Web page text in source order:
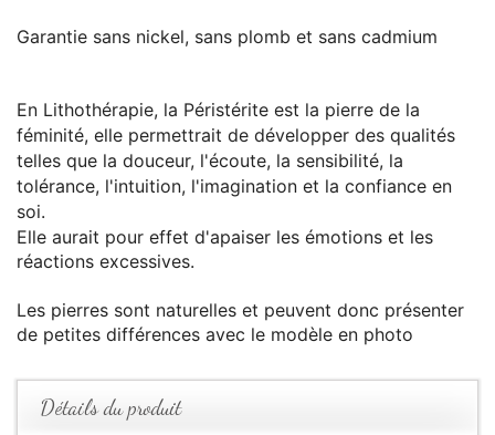
Garantie sans nickel, sans plomb et sans cadmium
En Lithothérapie, la Péristérite est la pierre de la
féminité, elle permettrait de développer des qualités
telles que la douceur, l'écoute, la sensibilité, la
tolérance, l'intuition, l'imagination et la confiance en
soi.
Elle aurait pour effet d'apaiser les émotions et les
réactions excessives.
Les pierres sont naturelles et peuvent donc présenter
de petites différences avec le modèle en photo
Détails du produit